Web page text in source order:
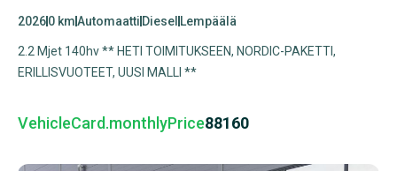
20260 kmAutomaatti Diesel Lempäälä
2.2 Mjet 140hv ** HETI TOIMITUKSEEN, NORDIC-PAKETTI,
ERILLISVUOTEET, UUSI MALLI **
VehicleCard.monthlyPrice88160